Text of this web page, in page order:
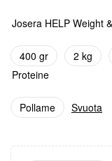
Josera HELP Weight
400 gr 2 kg
Proteine
Pollame Svuota